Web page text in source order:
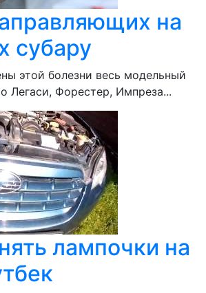
на
субару
этой болезни весь модельный
Легаси, Форестер, Импреза...
лампочки на